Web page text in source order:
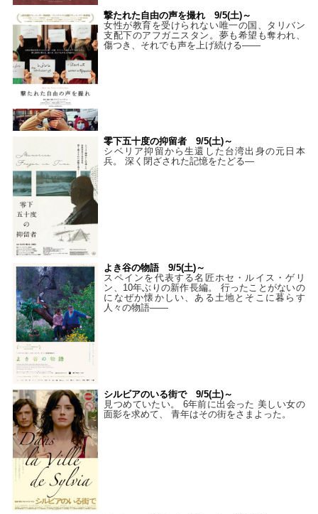
撃たれた自由の声を撮れ 9/5(土)～
女性が教育を受けられない唯一の国、タリバン
支配下のアフガニスタン。夢も希望も奪われ、
傷つき、それでも声を上げ続ける——
零下五十度の抑留者 9/5(土)～
シベリア抑留から生還した台湾出身の元日本
兵。 深く閉ざされた記憶をたどる—
よき谷の物語 9/5(土)～
スペインを代表する名匠ホセ・ルイス・ゲリ
ン、10年ぶりの新作長編。 行ったことがないの
になぜか懐かしい、ある土地とそこに暮らす
人々の物語――
シルビアのいる街で 9/5(土)～
見つめていたい。 6年前に出会った 美しい女の
面影を求めて、 青年はその街をさまよった。